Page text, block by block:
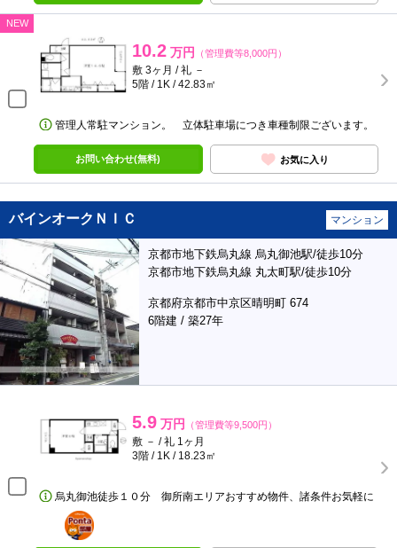
NEW
10.2 万円 （管理費等8,000円）
敷 3ヶ月 / 礼 －
5階 / 1K / 42.83㎡
管理人常駐マンション。 立体駐車場につき車種制限ございます。
お問い合わせ(無料) お気に入り
バインオークＮＩＣ マンション
京都市地下鉄烏丸線 烏丸御池駅/徒歩10分
京都市地下鉄烏丸線 丸太町駅/徒歩10分
京都府京都市中京区晴明町 674
6階建 / 築27年
5.9 万円 （管理費等9,500円）
敷 － / 礼 1ヶ月
3階 / 1K / 18.23㎡
烏丸御池徒歩１０分 御所南エリアおすすめ物件、諸条件お気軽に
ポンタ
部屋